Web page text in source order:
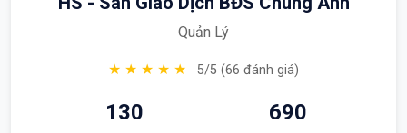
Quản Lý
★ ★ ★ ★ ★ 5/5 (66 đánh giá)
130 690